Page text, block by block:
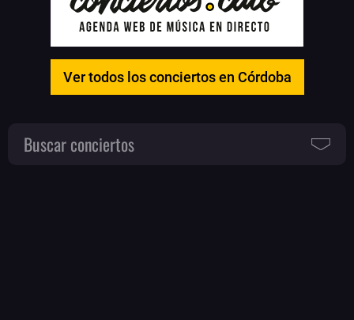
Ver todos los conciertos en Córdoba
Buscar conciertos